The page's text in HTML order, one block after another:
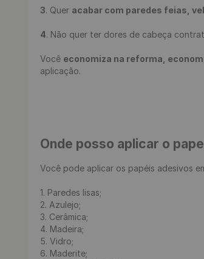
3. Quer acabar com paredes feias,
4. Não quer ter dores de cabeça
Você economiza na reforma,
Onde posso aplicar o
Você pode aplicar os papéis adesivos
1. Paredes lisas;
2. Azulejo;
3. Cerâmica;
4. Madeira;
5. Vidro;
6. Maderite;